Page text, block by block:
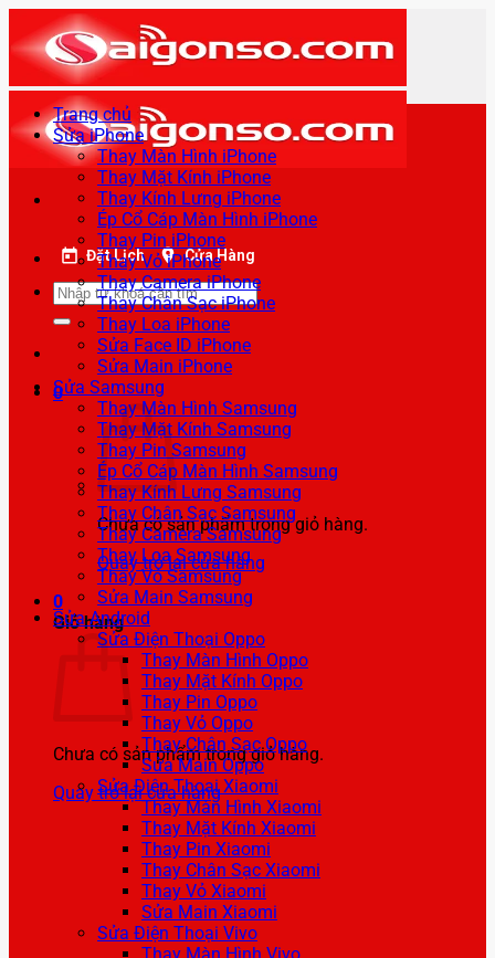
qua
nội
dung
Đặt Lịch Cửa Hàng
Tìm
kiếm:
0
Chưa có sản phẩm trong giỏ hàng.
Quay trở lại cửa hàng
0
Giỏ hàng
Chưa có sản phẩm trong giỏ hàng.
Quay trở lại cửa hàng
Trang chủ
Sửa iPhone
Thay Màn Hình iPhone
Thay Mặt Kính iPhone
Thay Kính Lưng iPhone
Ép Cổ Cáp Màn Hình iPhone
Thay Pin iPhone
Thay Vỏ iPhone
Thay Camera iPhone
Thay Chân Sạc iPhone
Thay Loa iPhone
Sửa Face ID iPhone
Sửa Main iPhone
Sửa Samsung
Thay Màn Hình Samsung
Thay Mặt Kính Samsung
Thay Pin Samsung
Ép Cổ Cáp Màn Hình Samsung
Thay Kính Lưng Samsung
Thay Chân Sạc Samsung
Thay Camera Samsung
Thay Loa Samsung
Thay Vỏ Samsung
Sửa Main Samsung
Sửa Android
Sửa Điện Thoại Oppo
Thay Màn Hình Oppo
Thay Mặt Kính Oppo
Thay Pin Oppo
Thay Vỏ Oppo
Thay Chân Sạc Oppo
Sửa Main Oppo
Sửa Điện Thoại Xiaomi
Thay Màn Hình Xiaomi
Thay Mặt Kính Xiaomi
Thay Pin Xiaomi
Thay Chân Sạc Xiaomi
Thay Vỏ Xiaomi
Sửa Main Xiaomi
Sửa Điện Thoại Vivo